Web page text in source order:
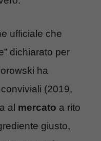
ufficiale che
dichiarato per
ha
(2019,
al mercato a rito
giusto,